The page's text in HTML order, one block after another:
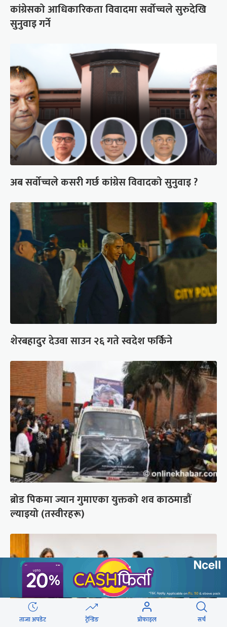
कांग्रेसको आधिकारिकता विवादमा सर्वोच्चले सुरुदेखि
सुनुवाइ गर्ने
अब सर्वोच्चले कसरी गर्छ कांग्रेस विवादको सुनुवाइ ?
शेरबहादुर देउवा साउन २६ गते स्वदेश फर्किने
ब्रोड पिकमा ज्यान गुमाएका युक्तको शव काठमाडौं
ल्याइयो (तस्वीरहरू)
ताजा अपडेट ट्रेन्डिङ प्रोफाइल सर्च